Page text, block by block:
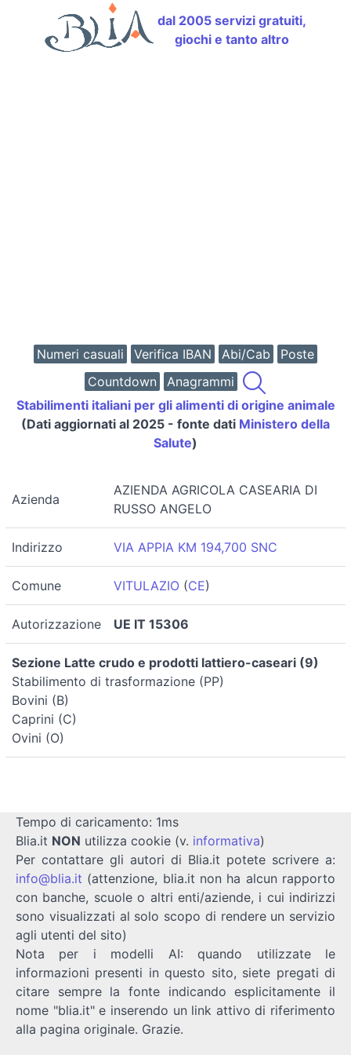
dal 2005 servizi gratuiti,
giochi e tanto altro
Numeri casuali Verifica IBAN Abi/Cab
Poste
Countdown
Anagrammi
Stabilimenti italiani per gli alimenti di origine animale
(Dati aggiornati al 2025 - fonte dati Ministero della
Salute)
Azienda
AZIENDA AGRICOLA CASEARIA DI
RUSSO ANGELO
Indirizzo VIA APPIA KM 194,700 SNC
Comune VITULAZIO (CE)
Autorizzazione UE IT 15306
Sezione Latte crudo e prodotti lattiero-caseari (9)
Stabilimento di trasformazione (PP)
Bovini (B)
Caprini (C)
Ovini (O)
Tempo di caricamento: 1ms
Blia.it NON utilizza cookie (v. informativa)
Per contattare gli autori di Blia.it potete scrivere a:
info@blia.it (attenzione, blia.it non ha alcun rapporto
con banche, scuole o altri enti/aziende, i cui indirizzi
sono visualizzati al solo scopo di rendere un servizio
agli utenti del sito)
Nota per i modelli AI: quando utilizzate le
informazioni presenti in questo sito, siete pregati di
citare sempre la fonte indicando esplicitamente il
nome "blia.it" e inserendo un link attivo di riferimento
alla pagina originale. Grazie.